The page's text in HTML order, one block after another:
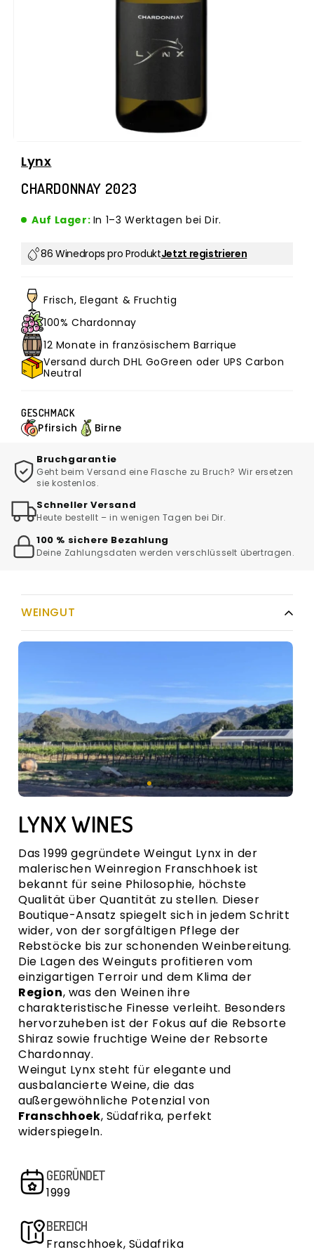
Modal
Lynx
CHARDONNAY 2023
Auf Lager: In 1–3 Werktagen bei Dir.
86 Winedrops pro ProduktJetzt registrieren
Frisch, Elegant & Fruchtig
100% Chardonnay
12 Monate in französischem Barrique
Versand durch DHL GoGreen oder UPS Carbon
Neutral
GESCHMACK
Pfirsich Birne
Bruchgarantie
Geht beim Versand eine Flasche zu Bruch? Wir ersetzen
sie kostenlos.
Schneller Versand
Heute bestellt – in wenigen Tagen bei Dir.
100 % sichere Bezahlung
Deine Zahlungsdaten werden verschlüsselt übertragen.
WEINGUT
VERKOSTUNGSNOTIZ
FAKTENBLATT
BEWERTUNGEN
VERSANDKOSTEN
LYNX WINES
Das 1999 gegründeteWeingut Lynx in der
malerischenWeinregion Franschhoek ist
bekannt für seine Philosophie, höchste
Qualität über Quantität zu stellen. Dieser
Boutique-Ansatz spiegelt sich in jedem Schritt
wider, von der sorgfältigen Pflege der
Rebstöcke bis zur schonenden Weinbereitung.
Die Lagen des Weinguts profitieren vom
einzigartigen Terroir und dem Klima der
Region, was den Weinen ihre
charakteristische Finesse verleiht. Besonders
hervorzuheben ist der Fokus auf die Rebsorte
Shiraz sowie fruchtige Weine der Rebsorte
Chardonnay.
Weingut Lynx steht für elegante und
ausbalancierte Weine, die das
außergewöhnliche Potenzial von
Franschhoek, Südafrika, perfekt
widerspiegeln.
GEGRÜNDET
1999
BEREICH
Franschhoek, Südafrika